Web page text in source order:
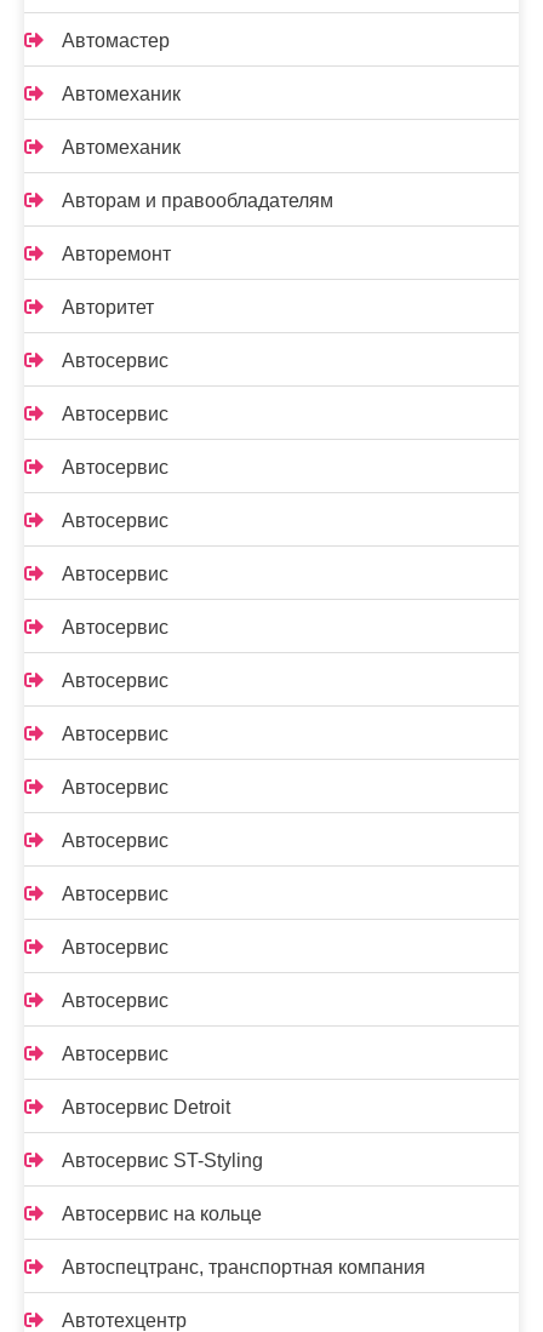
Автомастер
Автомеханик
Автомеханик
Авторам и правообладателям
Авторемонт
Авторитет
Автосервис
Автосервис
Автосервис
Автосервис
Автосервис
Автосервис
Автосервис
Автосервис
Автосервис
Автосервис
Автосервис
Автосервис
Автосервис
Автосервис
Автосервис Detroit
Автосервис ST-Styling
Автосервис на кольце
Автоспецтранс, транспортная компания
Автотехцентр